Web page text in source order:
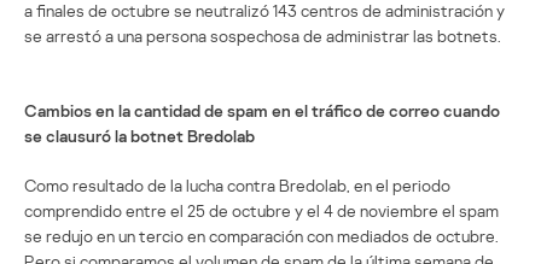
a finales de octubre se neutralizó 143 centros de administración y
se arrestó a una persona sospechosa de administrar las botnets.
Cambios en la cantidad de spam en el tráfico de correo cuando
se clausuró la botnet Bredolab
Como resultado de la lucha contra Bredolab, en el periodo
comprendido entre el 25 de octubre y el 4 de noviembre el spam
se redujo en un tercio en comparación con mediados de octubre.